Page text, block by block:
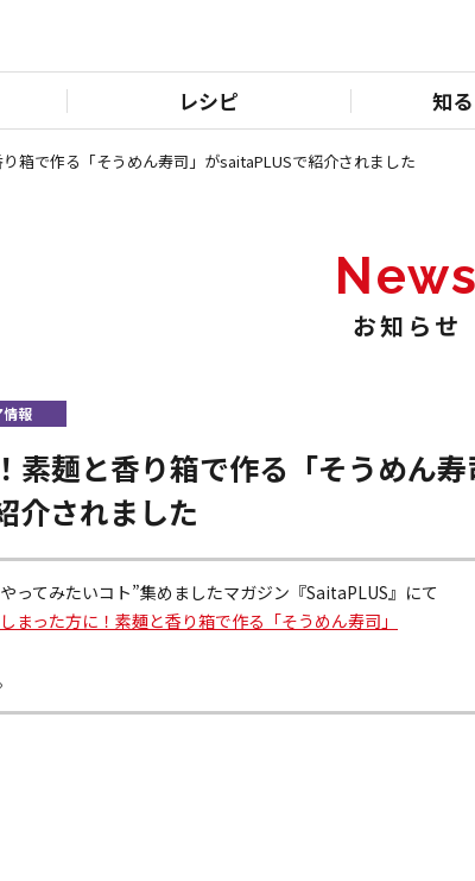
レシピ 知
箱で作る「そうめん寿司」がsaitaPLUSで紹介されました
News
お知らせ
情報
素麺と香り箱で作る「そうめん
介されました
ってみたいコト”集めましたマガジン『SaitaPLUS』にて
まった方に！素麺と香り箱で作る「そうめん寿司」